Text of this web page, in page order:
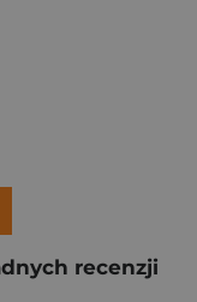
recenzji